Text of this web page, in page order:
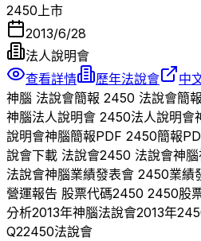
2450上市
2013/6/28
法人說明會
查看詳情
歷年法說會 中
神腦 法說會簡報 2450 法說會簡報
神腦法人說明會 2450法人說明會
說明會神腦簡報PDF 2450簡報
說會下載 法說會2450 法說會神腦
法說會神腦業績發表會 2450業績
營運報告 股票代碼2450 2450股
分析2013年神腦法說會2013年
Q22450法說會